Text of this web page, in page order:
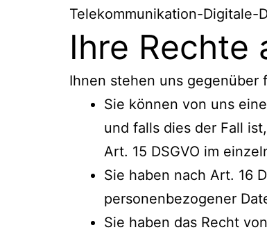
Telekommunikation-Digitale-
Ihre Rechte
Ihnen stehen uns gegenüber
Sie können von uns
und falls dies der Fall
Art. 15 DSGVO im
Sie haben nach Art. 16
personenbezogener
Sie haben das Recht